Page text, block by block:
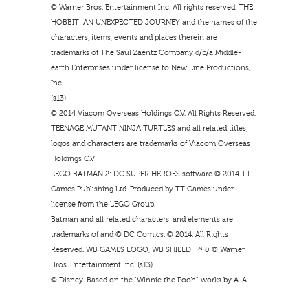
© Warner Bros. Entertainment Inc. All rights reserved. THE
HOBBIT: AN UNEXPECTED JOURNEY and the names of the
characters, items, events and places therein are
trademarks of The Saul Zaentz Company d/b/a Middle-
earth Enterprises under license to New Line Productions,
Inc.
(s13)
© 2014 Viacom Overseas Holdings C.V. All Rights Reserved.
TEENAGE MUTANT NINJA TURTLES and all related titles,
logos and characters are trademarks of Viacom Overseas
Holdings C.V
LEGO BATMAN 2: DC SUPER HEROES software © 2014 TT
Games Publishing Ltd. Produced by TT Games under
license from the LEGO Group.
Batman and all related characters, and elements are
trademarks of and © DC Comics. © 2014. All Rights
Reserved. WB GAMES LOGO, WB SHIELD: ™ & © Warner
Bros. Entertainment Inc. (s13)
© Disney. Based on the “Winnie the Pooh” works by A. A.